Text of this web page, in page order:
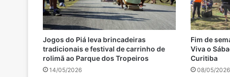
Jogos do Piá leva brincadeiras
tradicionais e festival de carrinho de
rolimã ao Parque dos Tropeiros
14/05/2026
Fim de
Viva o
Curitiba
08/05/2026